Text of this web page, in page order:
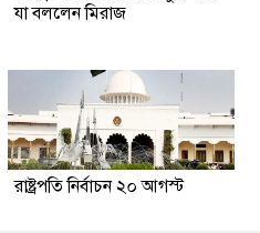
যা বললেন মিরাজ
রাষ্ট্রপতি নির্বাচন ২০ আগস্ট